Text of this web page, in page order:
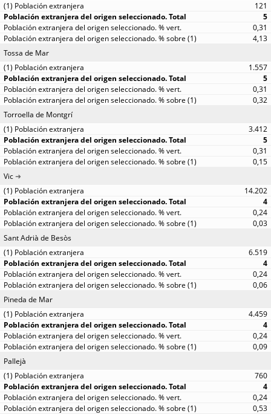
121
5
0,31
4,13
Tossa de Mar
1.557
5
0,31
0,32
Torroella de Montgrí
3.412
5
0,31
0,15
Vic
14.202
4
0,24
0,03
Sant Adrià de Besòs
6.519
4
0,24
0,06
Pineda de Mar
4.459
4
0,24
0,09
Pallejà
760
4
0,24
0,53